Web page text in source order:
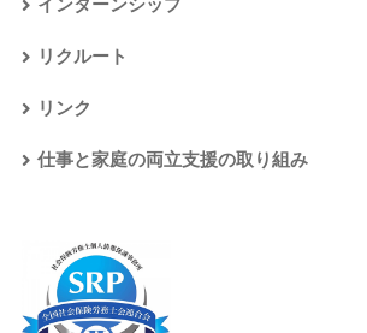
インターンシップ
リクルート
リンク
仕事と家庭の両立支援の取り組み